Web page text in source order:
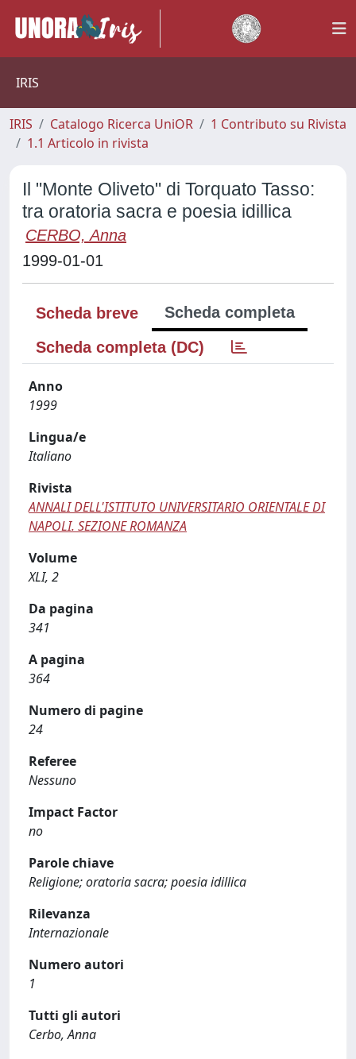
IRIS
IRIS Catalogo Ricerca UniOR
1 Contributo su Rivista
1.1 Articolo in rivista
Il "Monte Oliveto" di Torquato Tasso:
tra oratoria sacra e poesia idillica
CERBO, Anna
1999-01-01
Scheda breve
Scheda completa
Scheda completa (DC)
Anno
1999
Lingua/e
Italiano
Rivista
ANNALI DELL'ISTITUTO UNIVERSITARIO ORIENTALE DI
NAPOLI. SEZIONE ROMANZA
Volume
XLI, 2
Da pagina
341
A pagina
364
Numero di pagine
24
Referee
Nessuno
Impact Factor
no
Parole chiave
Religione; oratoria sacra; poesia idillica
Rilevanza
Internazionale
Numero autori
1
Tutti gli autori
Cerbo, Anna